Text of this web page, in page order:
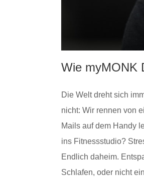
Wie myMONK
Die Welt dreht sich
nicht: Wir rennen von
Mails auf dem Handy
ins Fitnessstudio?
Endlich daheim.
Schlafen, oder nicht